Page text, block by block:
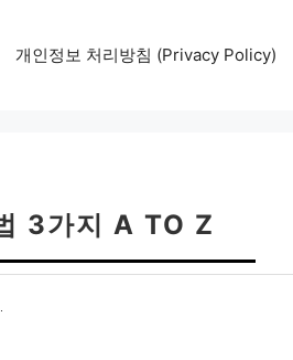
개인정보 처리방침 (Privacy Policy)
3가지 A TO Z